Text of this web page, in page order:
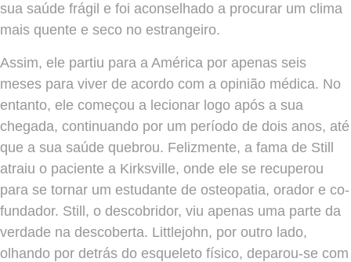
sua saúde frágil e foi aconselhado a procurar um clima
mais quente e seco no estrangeiro.
Assim, ele partiu para a América por apenas seis
meses para viver de acordo com a opinião médica. No
entanto, ele começou a lecionar logo após a sua
chegada, continuando por um período de dois anos, até
que a sua saúde quebrou. Felizmente, a fama de Still
atraiu o paciente a Kirksville, onde ele se recuperou
para se tornar um estudante de osteopatia, orador e co-
fundador. Still, o descobridor, viu apenas uma parte da
verdade na descoberta. Littlejohn, por outro lado,
olhando por detrás do esqueleto físico, deparou-se com